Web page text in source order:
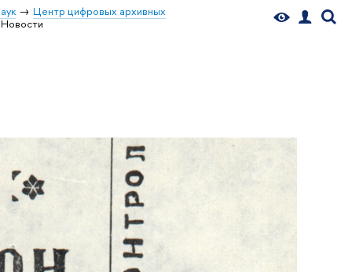
Центр цифровых архивных
Новости